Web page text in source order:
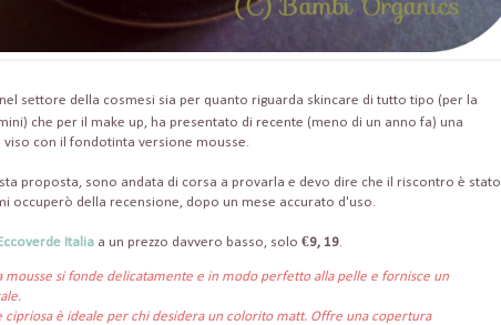
settore della cosmesi sia per quanto riguarda skincare di tutto tipo (per la
che per il make up, ha presentato di recente (meno di un anno fa) una
con il fondotinta versione mousse.
proposta, sono andata di corsa a provarla e devo dire che il riscontro è stato
occuperò della recensione, dopo un mese accurato d'uso.
Eccoverde Italia a un prezzo davvero basso, solo €9, 19.
mousse si fonde delicatamente e in modo perfetto alla pelle e fornisce un
cipriosa è ideale per chi desidera un colorito matt. Offre una copertura